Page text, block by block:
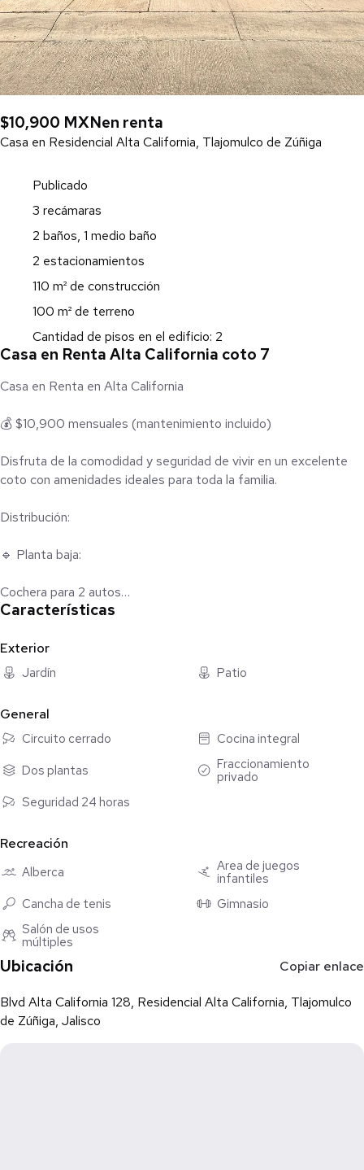
$10,900 MXNen renta
Casa en Residencial Alta California, Tlajomulco de Zúñiga
Publicado
3 recámaras
2 baños, 1 medio baño
2 estacionamientos
110 m² de construcción
100 m² de terreno
Cantidad de pisos en el edificio: 2
Casa en Renta Alta California coto 7
Casa en Renta en Alta California
💰 $10,900 mensuales (mantenimiento incluido)
Disfruta de la comodidad y seguridad de vivir en un excelente
coto con amenidades ideales para toda la familia.
Distribución:
🔹 Planta baja:
Cochera para 2 autos
Cocina integral
Comedor
Medio baño
🔹 Planta alta:
Recámara principal con baño completo y vestidor
2 recámaras secundarias con clóset
1 baño completo compartido
Amenidades del coto:
🏊 Alberca
🔒 Seguridad 24/7
⚽ Canchas de fútbol y tenis
✨ Ideal para familias que buscan comodidad, seguridad y una
excelente ubicación.
Características
Exterior
Jardín Patio
General
Circuito cerrado
Cocina integral
Dos plantas
Fraccionamiento
privado
Seguridad 24 horas
Recreación
Alberca
Área de juegos
infantiles
Cancha de tenis
Gimnasio
Salón de usos
múltiples
Ubicación Copiar enlace
Blvd Alta California 128, Residencial Alta California, Tlajomulco
de Zúñiga, Jalisco